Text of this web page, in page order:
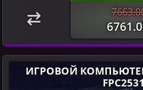
ИГРОВОЙ КОМПЬЮТЕР